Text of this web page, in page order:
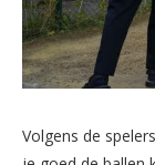
Volgens de